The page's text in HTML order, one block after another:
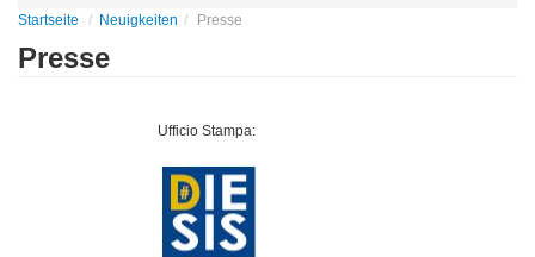
Startseite Neuigkeiten Presse
Presse
Ufficio Stampa: